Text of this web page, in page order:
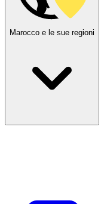
Marocco e le sue regioni